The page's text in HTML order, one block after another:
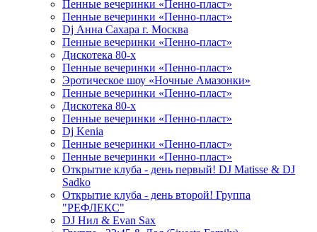
Пенные вечеринки «Пенно-пласт»
Пенные вечеринки «Пенно-пласт»
Dj Анна Сахара г. Москва
Пенные вечеринки «Пенно-пласт»
Дискотека 80-х
Пенные вечеринки «Пенно-пласт»
Эротическое шоу «Ночные Амазонки»
Пенные вечеринки «Пенно-пласт»
Дискотека 80-х
Пенные вечеринки «Пенно-пласт»
Dj Kenia
Пенные вечеринки «Пенно-пласт»
Пенные вечеринки «Пенно-пласт»
Открытие клуба - день первый! DJ Matisse & DJ
Sadko
Открытие клуба - день второй! Группа
"РЕФЛЕКС"
DJ Нил & Evan Sax